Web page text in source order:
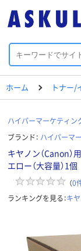
ホーム トナー/
ハイパーマーケティン
ブランド： ハイパーマ
キヤノン（Canon
エロー（大容量）1個
（0
ランキングを見る：キ